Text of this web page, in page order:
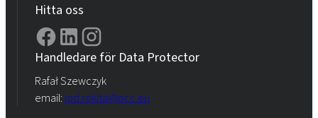
Hitta oss
Handledare för Data Protector
Rafał Szewczyk
email: iod.rokita@pcc.eu